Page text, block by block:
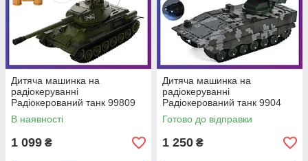
Дитяча машинка на
радіокеруванні
Радіокерований танк 99809
масштаб 1:28
В наявності
1 099 ₴
Дитяча машинка на
радіокеруванні
Радіокерований танк 9904
рухома вежа стріляє мякими
кулями
Готово до відправки
1 250 ₴